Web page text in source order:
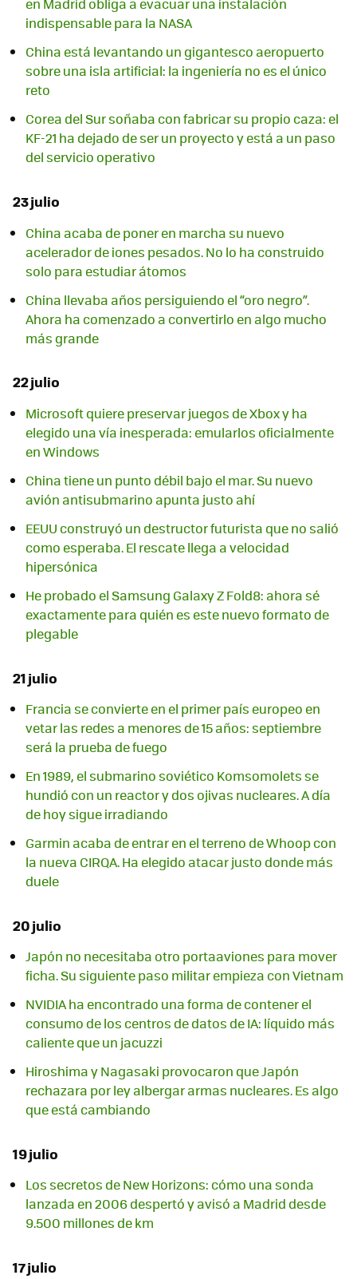
en Madrid obliga a evacuar una instalación
indispensable para la NASA
China está levantando un gigantesco aeropuerto
sobre una isla artificial: la ingeniería no es el único
reto
Corea del Sur soñaba con fabricar su propio caza: el
KF-21 ha dejado de ser un proyecto y está a un paso
del servicio operativo
23 julio
China acaba de poner en marcha su nuevo
acelerador de iones pesados. No lo ha construido
solo para estudiar átomos
China llevaba años persiguiendo el “oro negro”.
Ahora ha comenzado a convertirlo en algo mucho
más grande
22 julio
Microsoft quiere preservar juegos de Xbox y ha
elegido una vía inesperada: emularlos oficialmente
en Windows
China tiene un punto débil bajo el mar. Su nuevo
avión antisubmarino apunta justo ahí
EEUU construyó un destructor futurista que no salió
como esperaba. El rescate llega a velocidad
hipersónica
He probado el Samsung Galaxy Z Fold8: ahora sé
exactamente para quién es este nuevo formato de
plegable
21 julio
Francia se convierte en el primer país europeo en
vetar las redes a menores de 15 años: septiembre
será la prueba de fuego
En 1989, el submarino soviético Komsomolets se
hundió con un reactor y dos ojivas nucleares. A día
de hoy sigue irradiando
Garmin acaba de entrar en el terreno de Whoop con
la nueva CIRQA. Ha elegido atacar justo donde más
duele
20 julio
Japón no necesitaba otro portaaviones para mover
ficha. Su siguiente paso militar empieza con Vietnam
NVIDIA ha encontrado una forma de contener el
consumo de los centros de datos de IA: líquido más
caliente que un jacuzzi
Hiroshima y Nagasaki provocaron que Japón
rechazara por ley albergar armas nucleares. Es algo
que está cambiando
19 julio
Los secretos de New Horizons: cómo una sonda
lanzada en 2006 despertó y avisó a Madrid desde
9.500 millones de km
17 julio